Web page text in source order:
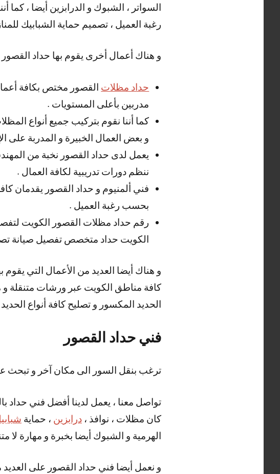
السواتر ، الشبوك و الدرابزين أيضا ، كما
رغبة العميل ، تصميم حماية الشبابيك
و هناك أعمال أخرى يقوم بها حداد
حداد مظلات القصور مختص بكافة
مدربين بأعلى المستويات .
كما أننا نقوم بتركيب جميع أنواع
و بعض العمال الخبيرة و المدربة على
يعمل لدى حداد القصور نخبة من
ننظم دورات تدريبية لكافة العمال .
فني ألمنيوم و حداد القصور يقدمان
بحسب رغبة العميل .
رقم حداد مظلات القصور الكويت
الكويت حداد متخصص تفصيل صيانة
كافة مناطق الكويت عبر ورشات متنقلة و
الحديد المكسور و تصليح كافة أنواع
فني حداد القصور
ترغب بنقل السور الى مكان آخر و
تواصل معنا ، يعمل لدينا أفضل فني حداد
كان مظلات ، نوافذ ، درابزين ، حماية
الهرمية و الشبوك أيضا بخبرة و مهارة لا
و نعمل أيضا فني حداد القصور على